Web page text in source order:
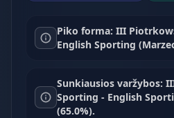
Piko forma: III
English Sporting
Sunkiausios varžybos:
Sporting - English
(65.0%).